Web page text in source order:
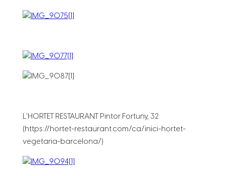
L’HORTET RESTAURANT Pintor Fortuny, 32
(https://hortet-restaurant.com/ca/inici-hortet-
vegetaria-barcelona/)